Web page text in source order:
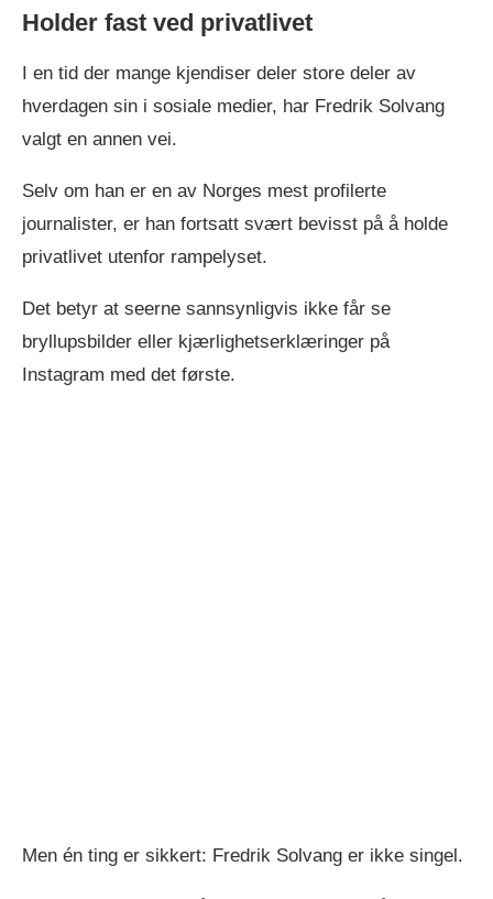
Holder fast ved privatlivet
I en tid der mange kjendiser deler store deler av
hverdagen sin i sosiale medier, har Fredrik Solvang
valgt en annen vei.
Selv om han er en av Norges mest profilerte
journalister, er han fortsatt svært bevisst på å holde
privatlivet utenfor rampelyset.
Det betyr at seerne sannsynligvis ikke får se
bryllupsbilder eller kjærlighetserklæringer på
Instagram med det første.
Men én ting er sikkert: Fredrik Solvang er ikke singel.